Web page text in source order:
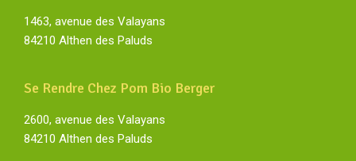
1463, avenue des Valayans
84210 Althen des Paluds
Se Rendre Chez Pom Bio Berger
2600, avenue des Valayans
84210 Althen des Paluds